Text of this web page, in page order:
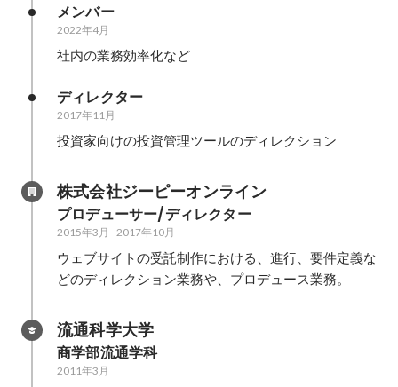
メンバー
2022年4月
社内の業務効率化など
ディレクター
2017年11月
投資家向けの投資管理ツールのディレクション
株式会社ジーピーオンライン
プロデューサー/ディレクター
2015年3月 -2017年10月
ウェブサイトの受託制作における、進行、要件定義な
どのディレクション業務や、プロデュース業務。
流通科学大学
商学部流通学科
2011年3月